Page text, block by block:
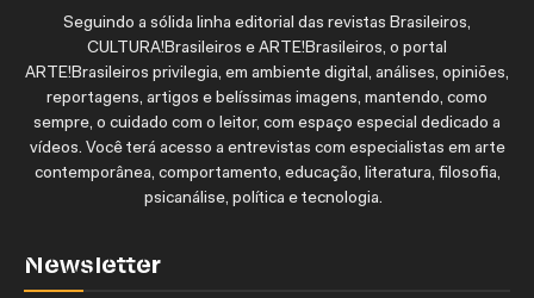
Seguindo a sólida linha editorial das revistas Brasileiros,
CULTURA!Brasileiros e ARTE!Brasileiros, o portal
ARTE!Brasileiros privilegia, em ambiente digital, análises, opiniões,
reportagens, artigos e belíssimas imagens, mantendo, como
sempre, o cuidado com o leitor, com espaço especial dedicado a
vídeos. Você terá acesso a entrevistas com especialistas em arte
contemporânea, comportamento, educação, literatura, filosofia,
psicanálise, política e tecnologia.
Newsletter